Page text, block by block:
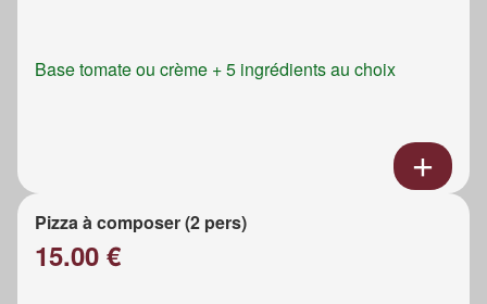
Base tomate ou crème + 5 ingrédients au choix
Pizza à composer (2 pers)
15.00 €